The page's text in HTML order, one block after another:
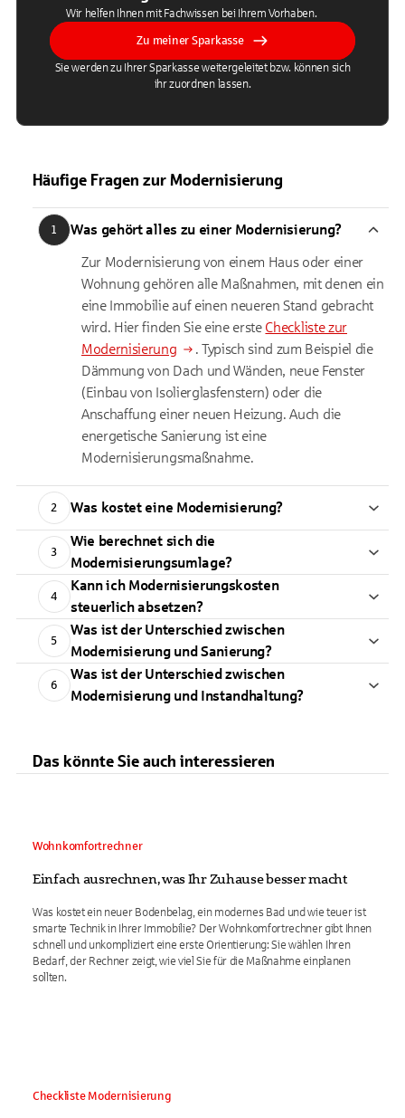
Wir helfen Ihnen mit Fachwissen bei Ihrem Vorhaben.
Zu meiner Sparkasse
Sie werden zu Ihrer Sparkasse weitergeleitet bzw. können sich
ihr zuordnen lassen.
Häufige Fragen zur Modernisierung
1 Was gehört alles zu einer Modernisierung?
Zur Modernisierung von einem Haus oder einer
Wohnung gehören alle Maßnahmen, mit denen ein
eine Immobilie auf einen neueren Stand gebracht
wird. Hier finden Sie eine erste Checkliste zur
Modernisierung
. Typisch sind zum Beispiel die
Dämmung von Dach und Wänden, neue Fenster
(Einbau von Isolierglasfenstern) oder die
Anschaffung einer neuen Heizung. Auch die
energetische Sanierung ist eine
Modernisierungsmaßnahme.
2 Was kostet eine Modernisierung?
3
Wie berechnet sich die
Modernisierungsumlage?
4
Kann ich Modernisierungskosten
steuerlich absetzen?
5
Was ist der Unterschied zwischen
Modernisierung und Sanierung?
6
Was ist der Unterschied zwischen
Modernisierung und Instandhaltung?
Das könnte Sie auch interessieren
Wohnkomfortrechner
Einfach ausrechnen, was Ihr Zuhause besser macht
Was kostet ein neuer Bodenbelag, ein modernes Bad und wie teuer ist
smarte Technik in Ihrer Immobilie? Der Wohnkomfortrechner gibt Ihnen
schnell und unkompliziert eine erste Orientierung: Sie wählen Ihren
Bedarf, der Rechner zeigt, wie viel Sie für die Maßnahme einplanen
sollten.
Checkliste Modernisierung